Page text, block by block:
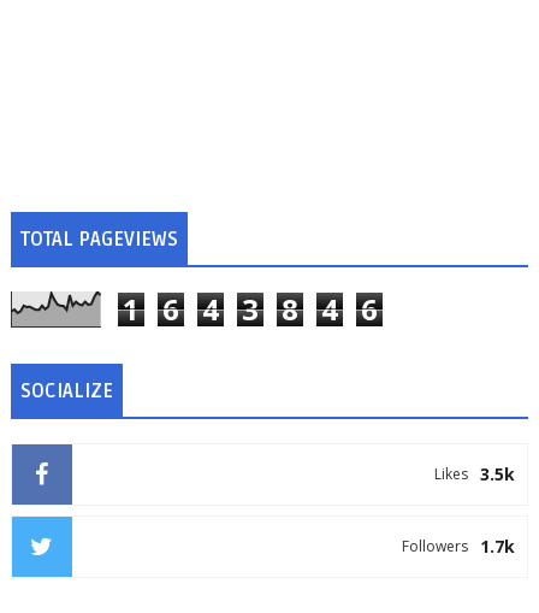
TOTAL PAGEVIEWS
1 6 4 3 8 4 6
SOCIALIZE
3.5k
Likes
1.7k
Followers